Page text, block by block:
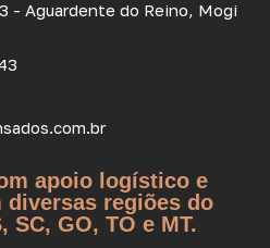
- Aguardente do Reino, Mogi
apoio logístico e
regiões do
SC, GO, TO e MT.